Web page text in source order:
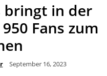
bringt in der
Fans zum
September 16, 2023